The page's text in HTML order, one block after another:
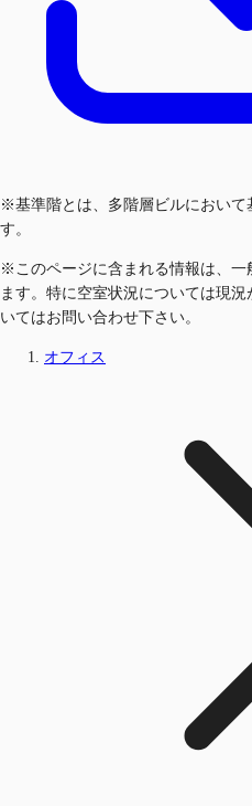
※基準階とは、多階層ビルにおいて
す。
※このページに含まれる情報は、
ます。特に空室状況については現
いてはお問い合わせ下さい。
オフィス